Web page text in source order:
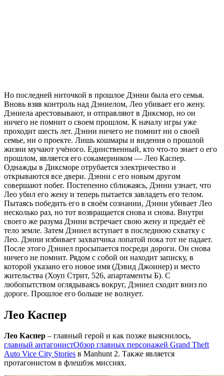
Но последней ниточкой в прошлое Дэнни была его семья.
Вновь взяв контроль над Дэниелом, Лео убивает его жену.
Дэниела арестовывают, и отправляют в Диксмор, но он
ничего не помнит о своем прошлом. К началу игры уже
проходит шесть лет. Дэнни ничего не помнит ни о своей
семье, ни о проекте. Лишь кошмары и видения о прошлой
жизни мучают учёного. Единственный, кто что-то знает о его
прошлом, является его сокамерником — Лео Каспер.
Однажды в Диксморе отрубается электричество и
открываются все двери. Дэнни с его новым другом
совершают побег. Постепенно сближаясь, Дэнни узнает, что
Лео убил его жену и теперь пытается завладеть его телом.
Пытаясь победить его в своём сознании, Дэнни убивает Лео
несколько раз, но тот возвращается снова и снова. Внутри
своего же разума Дэнни встречает свою жену и предаёт её
тело земле. Затем Дэниел вступает в последнюю схватку с
Лео. Дэнни избивает захватчика лопатой пока тот не падает.
После этого Дэниел просыпается посреди дороги. Он снова
ничего не помнит. Рядом с собой он находит записку, в
которой указано его новое имя (Дэвид Джоинер) и место
жительства (Хоуп Стрит, 526, апартаменты Б). С
любопытством оглядываясь вокруг, Дэниел сходит вниз по
дороге. Прошлое его больше не волнует.
Лео Каспер
Лео Каспер – главный герой и как позже выяснилось,
главный антагонистОбзор главных персонажей Grand Theft
Auto Vice City Stories в Manhunt 2. Также является
протагонистом в флешбэк миссиях.